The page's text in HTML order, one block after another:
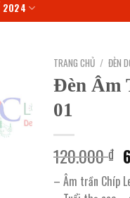
2024
TRANG CHỦ / ĐÈN
Đèn Âm
01
120.000₫
– Âm trần Chíp